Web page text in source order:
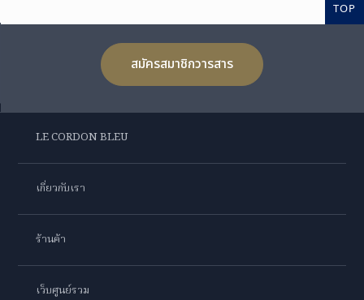
TOP
สมัครสมาชิกวารสาร
LE CORDON BLEU
เกี่ยวกับเรา
ร้านค้า
เว็บศูนย์รวม